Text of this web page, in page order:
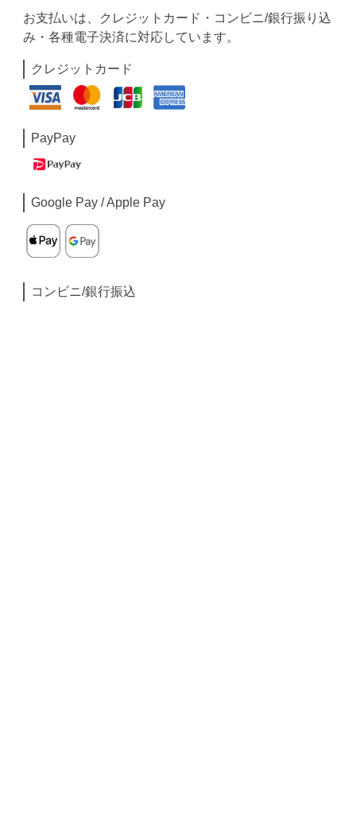
お支払いは、クレジットカード・コンビニ/銀行振り込
み・各種電子決済に対応しています。
クレジットカード
PayPay
Google Pay / Apple Pay
コンビニ/銀行振込